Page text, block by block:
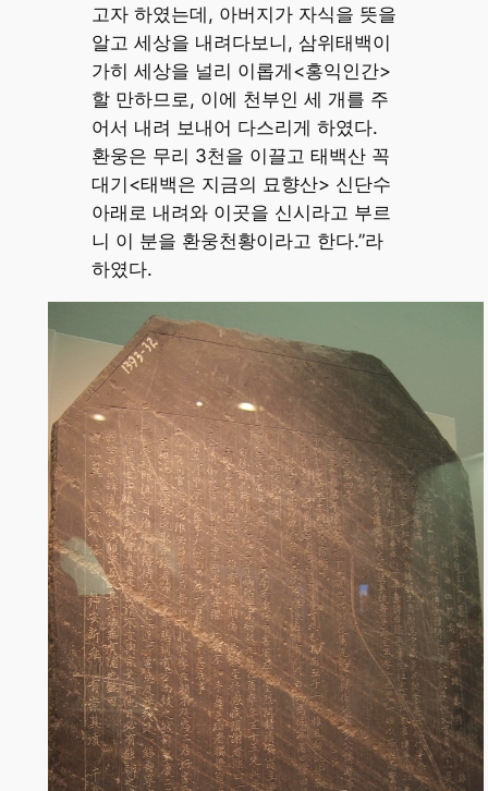
고자 하였는데, 아버지가 자식을 뜻을
알고 세상을 내려다보니, 삼위태백이
가히 세상을 널리 이롭게<홍익인간>
할 만하므로, 이에 천부인 세 개를 주
어서 내려 보내어 다스리게 하였다.
환웅은 무리 3천을 이끌고 태백산 꼭
대기<태백은 지금의 묘향산> 신단수
아래로 내려와 이곳을 신시라고 부르
니 이 분을 환웅천황이라고 한다.”라
하였다.